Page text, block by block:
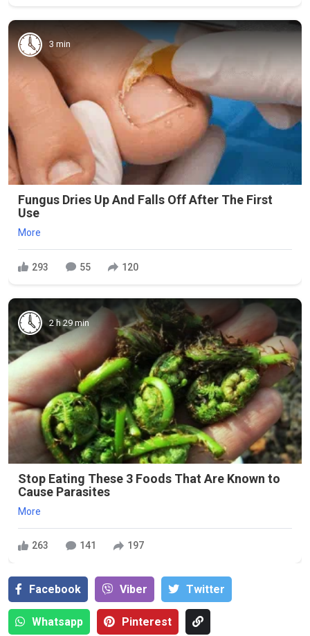
3 min
Fungus Dries Up And Falls Off After The First
Use
More
293 55 120
2 h 29 min
Stop Eating These 3 Foods That Are Known to
Cause Parasites
More
263 141 197
Facebook Viber Тwitter
Whatsapp Pinterest